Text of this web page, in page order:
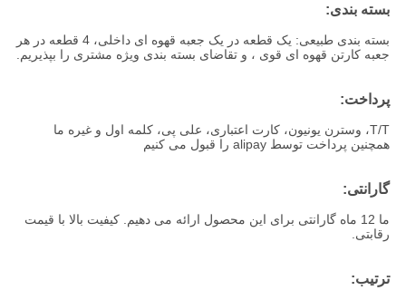
بسته بندی:
بسته بندی طبیعی: یک قطعه در یک جعبه قهوه ای داخلی، 4 قطعه در هر
جعبه کارتن قهوه ای قوی ، و تقاضای بسته بندی ویژه مشتری را بپذیریم.
پرداخت:
T/T، وسترن یونیون، کارت اعتباری، علی پی، کلمه اول و غیره ما
همچنین پرداخت توسط alipay را قبول می کنیم
گارانتی:
ما 12 ماه گارانتی برای این محصول ارائه می دهیم. کیفیت بالا با قیمت
رقابتی.
ترتيب: